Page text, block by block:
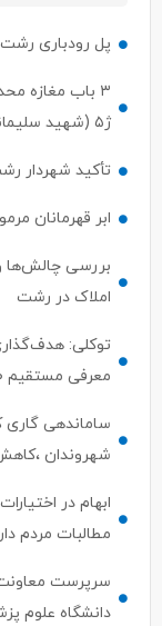
پل رودباری
۳ باب مغازه
ژ۵ (شهید سلیمانی) به زودی افتتاح می‌شود
تأکید شهردار
ابر قهرمانان
بررسی چالش‌ها
املاک در رشت
معرفی مستقیم ۵۰ نفر برتر به بازار کار
ساماندهی گاری
شهروندان
ابهام در
مطالبات مردم
سرپرست معاونت
دانشگاه علوم